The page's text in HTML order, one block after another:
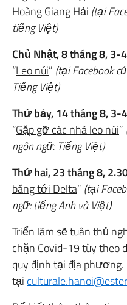
Hoàng Giang Hải (tại
tiếng Việt)
Chủ Nhật, 8 tháng 8, 3-
“Leo núi” (tại Facebook
Tiếng Việt)
Thứ bảy, 14 tháng 8, 3-
“Gặp gỡ các nhà leo núi”
ngôn ngữ: Tiếng Việt)
Thứ hai, 23 tháng 8,
băng tới Delta” (tại
ngữ: tiếng Anh và Việt)
Triển lãm sẽ tuân thủ
chặn Covid-19 tùy theo
quy định tại địa
tại